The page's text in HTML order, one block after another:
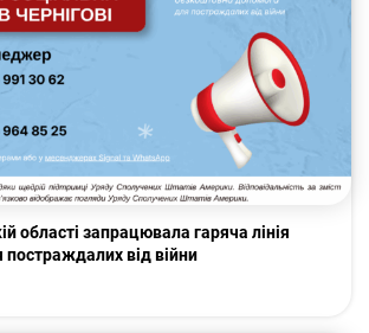
області запрацювала гаряча лінія
від війни